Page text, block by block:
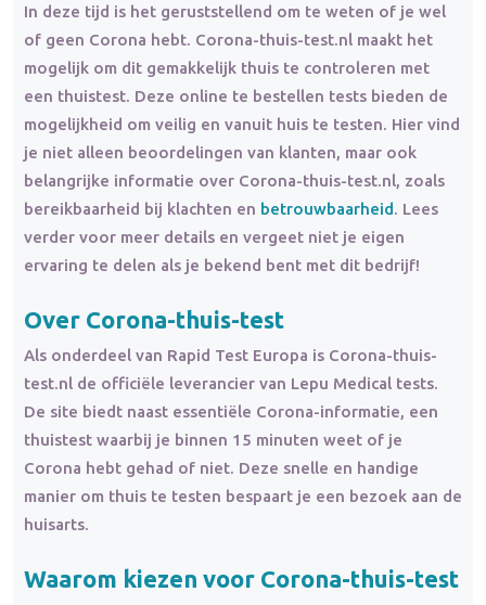
In deze tijd is het geruststellend om te weten of je wel
of geen Corona hebt. Corona-thuis-test.nl maakt het
mogelijk om dit gemakkelijk thuis te controleren met
een thuistest. Deze online te bestellen tests bieden de
mogelijkheid om veilig en vanuit huis te testen. Hier vind
je niet alleen beoordelingen van klanten, maar ook
belangrijke informatie over Corona-thuis-test.nl, zoals
bereikbaarheid bij klachten en betrouwbaarheid. Lees
verder voor meer details en vergeet niet je eigen
ervaring te delen als je bekend bent met dit bedrijf!
Over Corona-thuis-test
Als onderdeel van Rapid Test Europa is Corona-thuis-
test.nl de officiële leverancier van Lepu Medical tests.
De site biedt naast essentiële Corona-informatie, een
thuistest waarbij je binnen 15 minuten weet of je
Corona hebt gehad of niet. Deze snelle en handige
manier om thuis te testen bespaart je een bezoek aan de
huisarts.
Waarom kiezen voor Corona-thuis-test